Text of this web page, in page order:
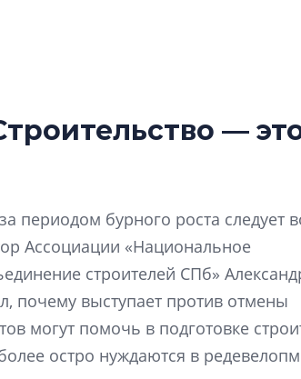
—
периодом бурного роста следует
Ассоциации «Национальное
строителей СПб»
почему выступает против отмены
могут помочь в подготовке
остро нуждаются в
эпохи
2020-
9%
2020-